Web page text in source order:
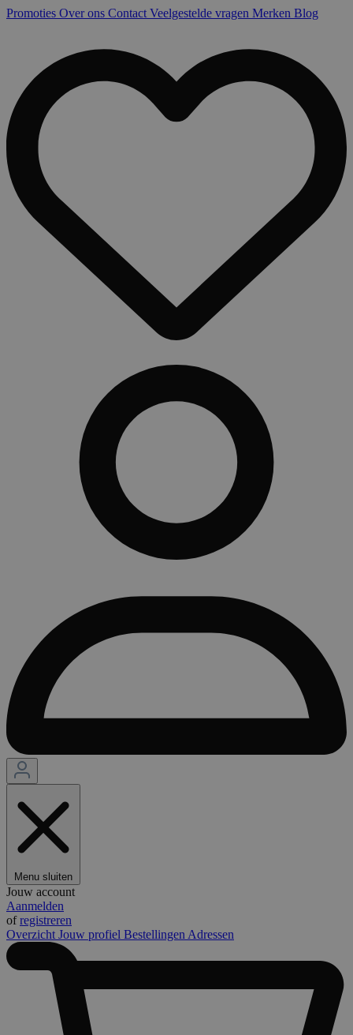
Promoties Over ons Contact Veelgestelde vragen Merken Blog
Menu sluiten
Jouw account
Aanmelden
ofregistreren
Overzicht Jouw profiel Bestellingen Adressen